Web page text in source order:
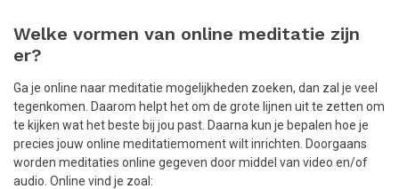
Welke vormen van online meditatie zijn
er?
Ga je online naar meditatie mogelijkheden zoeken, dan zal je veel
tegenkomen. Daarom helpt het om de grote lijnen uit te zetten om
te kijken wat het beste bij jou past. Daarna kun je bepalen hoe je
precies jouw online meditatiemoment wilt inrichten. Doorgaans
worden meditaties online gegeven door middel van video en/of
audio. Online vind je zoal: